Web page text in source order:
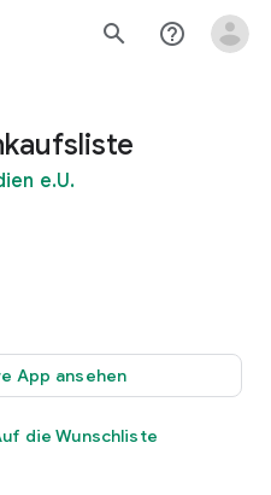
search help_outline
e.U.
App ansehen
die Wunschliste